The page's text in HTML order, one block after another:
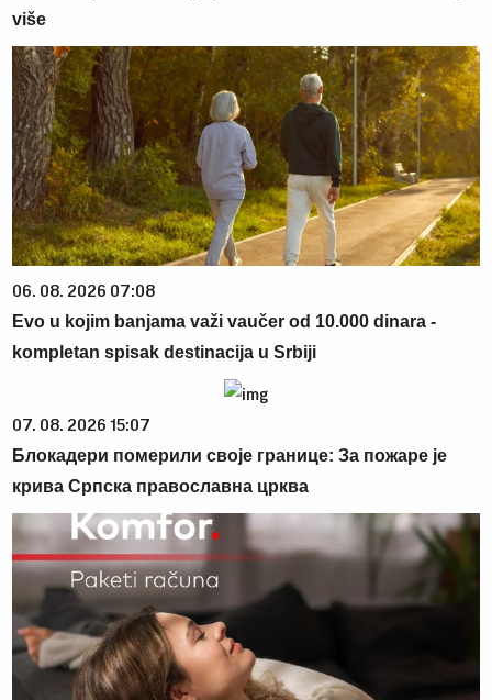
više
06. 08. 2026 07:08
Evo u kojim banjama važi vaučer od 10.000 dinara -
kompletan spisak destinacija u Srbiji
07. 08. 2026 15:07
Блокадери померили своје границе: За пожаре је
крива Српска православна црква